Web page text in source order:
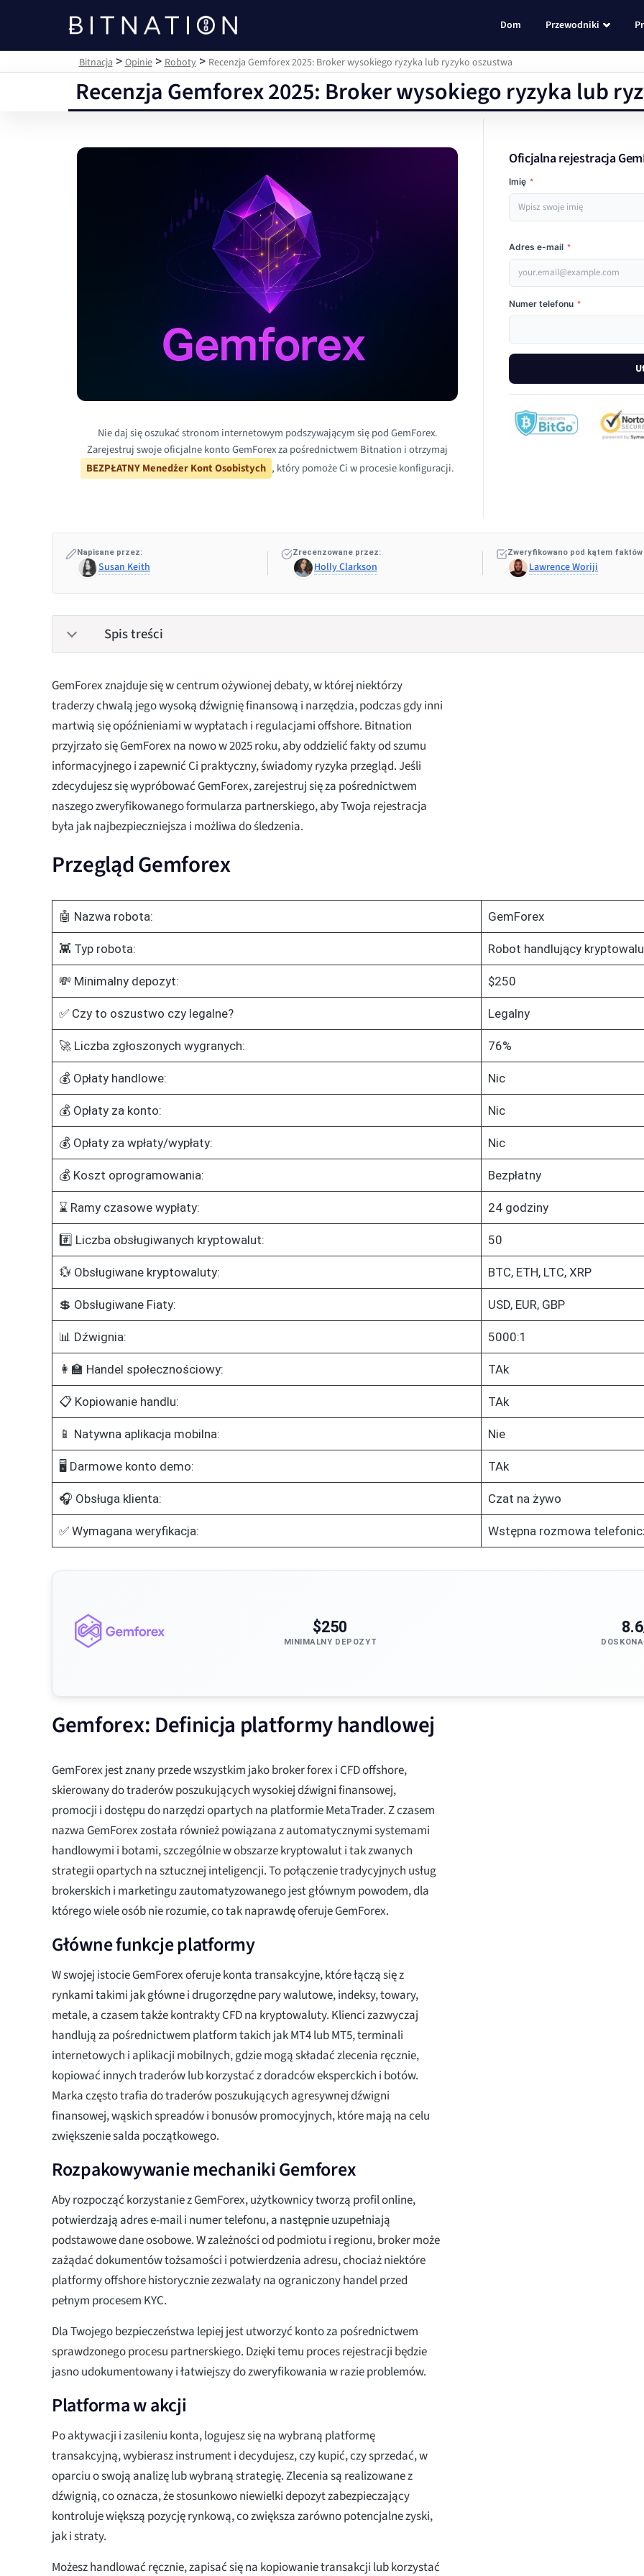
Bitnacja
Dom Przewodniki
Bitnacja >Opinie>Roboty> Recenzja Gemforex 2025: Broker wysokiego ryzyka lub ryzyko oszustwa
Recenzja Gemforex 2025: Broker wysokiego ryzyka lub
Nie daj się oszukać stronom internetowym podszywającym się pod GemForex.
Zarejestruj swoje oficjalne konto GemForex za pośrednictwem Bitnation i otrzymaj
BEZPŁATNY Menedżer Kont Osobistych , który pomoże Ci w procesie konfiguracji.
Oficjalna rejestracja
Imię *
Adres e-mail *
Numer telefonu *
Napisane przez:
Susan Keith
Zrecenzowane przez:
Holly Clarkson
Zweryfikowano pod kątem
Lawrence Woriji
Spis treści
GemForex znajduje się w centrum ożywionej debaty, w której niektórzy
traderzy chwalą jego wysoką dźwignię finansową i narzędzia, podczas gdy inni
martwią się opóźnieniami w wypłatach i regulacjami offshore. Bitnation
przyjrzało się GemForex na nowo w 2025 roku, aby oddzielić fakty od szumu
informacyjnego i zapewnić Ci praktyczny, świadomy ryzyka przegląd. Jeśli
zdecydujesz się wypróbować GemForex, zarejestruj się za pośrednictwem
naszego zweryfikowanego formularza partnerskiego, aby Twoja rejestracja
była jak najbezpieczniejsza i możliwa do śledzenia.
Przegląd Gemforex
🤖 Nazwa robota: GemForex
👾 Typ robota: Robot handlujący
💸 Minimalny depozyt: $250
✅ Czy to oszustwo czy legalne? Legalny
🚀 Liczba zgłoszonych wygranych: 76%
💰 Opłaty handlowe: Nic
💰 Opłaty za konto: Nic
💰 Opłaty za wpłaty/wypłaty: Nic
💰 Koszt oprogramowania: Bezpłatny
⌛ Ramy czasowe wypłaty: 24 godziny
#️⃣ Liczba obsługiwanych kryptowalut: 50
💱 Obsługiwane kryptowaluty: BTC, ETH, LTC, XRP
💲 Obsługiwane Fiaty: USD, EUR, GBP
📊 Dźwignia: 5000:1
👩‍🏫 Handel społecznościowy: TAk
📋 Kopiowanie handlu: TAk
📱 Natywna aplikacja mobilna: Nie
🖥️ Darmowe konto demo: TAk
🎧 Obsługa klienta: Czat na żywo
✅ Wymagana weryfikacja: Wstępna rozmowa
$250
MINIMALNY DEPOZYT
Gemforex: Definicja platformy handlowej
GemForex jest znany przede wszystkim jako broker forex i CFD offshore,
skierowany do traderów poszukujących wysokiej dźwigni finansowej,
promocji i dostępu do narzędzi opartych na platformie MetaTrader. Z czasem
nazwa GemForex została również powiązana z automatycznymi systemami
handlowymi i botami, szczególnie w obszarze kryptowalut i tak zwanych
strategii opartych na sztucznej inteligencji. To połączenie tradycyjnych usług
brokerskich i marketingu zautomatyzowanego jest głównym powodem, dla
którego wiele osób nie rozumie, co tak naprawdę oferuje GemForex.
Główne funkcje platformy
W swojej istocie GemForex oferuje konta transakcyjne, które łączą się z
rynkami takimi jak główne i drugorzędne pary walutowe, indeksy, towary,
metale, a czasem także kontrakty CFD na kryptowaluty. Klienci zazwyczaj
handlują za pośrednictwem platform takich jak MT4 lub MT5, terminali
internetowych i aplikacji mobilnych, gdzie mogą składać zlecenia ręcznie,
kopiować innych traderów lub korzystać z doradców eksperckich i botów.
Marka często trafia do traderów poszukujących agresywnej dźwigni
finansowej, wąskich spreadów i bonusów promocyjnych, które mają na celu
zwiększenie salda początkowego.
Rozpakowywanie mechaniki Gemforex
Aby rozpocząć korzystanie z GemForex, użytkownicy tworzą profil online,
potwierdzają adres e-mail i numer telefonu, a następnie uzupełniają
podstawowe dane osobowe. W zależności od podmiotu i regionu, broker może
zażądać dokumentów tożsamości i potwierdzenia adresu, chociaż niektóre
platformy offshore historycznie zezwalały na ograniczony handel przed
pełnym procesem KYC.
Dla Twojego bezpieczeństwa lepiej jest utworzyć konto za pośrednictwem
sprawdzonego procesu partnerskiego. Dzięki temu proces rejestracji będzie
jasno udokumentowany i łatwiejszy do zweryfikowania w razie problemów.
Platforma w akcji
Po aktywacji i zasileniu konta, logujesz się na wybraną platformę
transakcyjną, wybierasz instrument i decydujesz, czy kupić, czy sprzedać, w
oparciu o swoją analizę lub wybraną strategię. Zlecenia są realizowane z
dźwignią, co oznacza, że stosunkowo niewielki depozyt zabezpieczający
kontroluje większą pozycję rynkową, co zwiększa zarówno potencjalne zyski,
jak i straty.
Możesz handlować ręcznie, zapisać się na kopiowanie transakcji lub korzystać